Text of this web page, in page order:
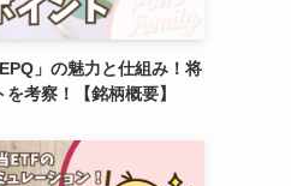
」の魅力と仕組み！将
考察！【銘柄概要】